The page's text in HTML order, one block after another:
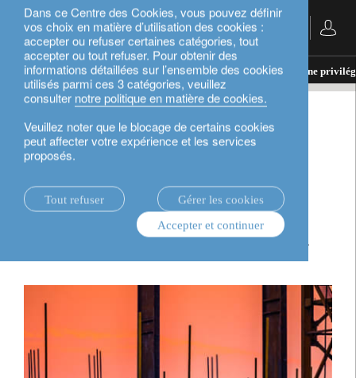
Dans ce Centre des Cookies, vous pouvez définir
vos choix en matière d’utilisation des cookies :
accepter ou refuser certaines catégories, tout
accepter ou tout refuser. Pour obtenir des
informations détaillées sur l’ensemble des cookies
utilisés parmi ces 3 catégories, veuillez
consulter notre politique en matière de cookies.
Veuillez noter que le blocage de certains cookies
peut affecter votre expérience et les services
proposés.
Tout refuser
Gérer les cookies
Accepter et continuer
Français
actualités. perspectives d’investissement La Chine
perspectives d’investissement
La Chine privilégie la
stratégie nationale au
détriment de la reflation